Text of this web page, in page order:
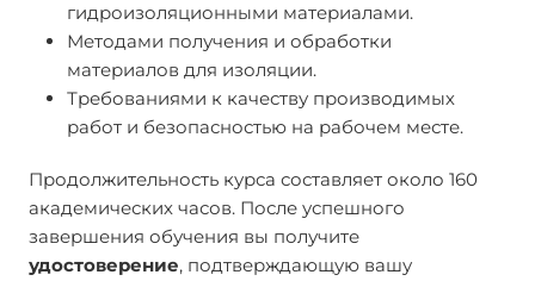
гидроизоляционными материалами.
Методами получения и обработки
материалов для изоляции.
Требованиями к качеству производимых
работ и безопасностью на рабочем месте.
Продолжительность курса составляет около 160
академических часов. После успешного
завершения обучения вы получите
удостоверение, подтверждающую вашу